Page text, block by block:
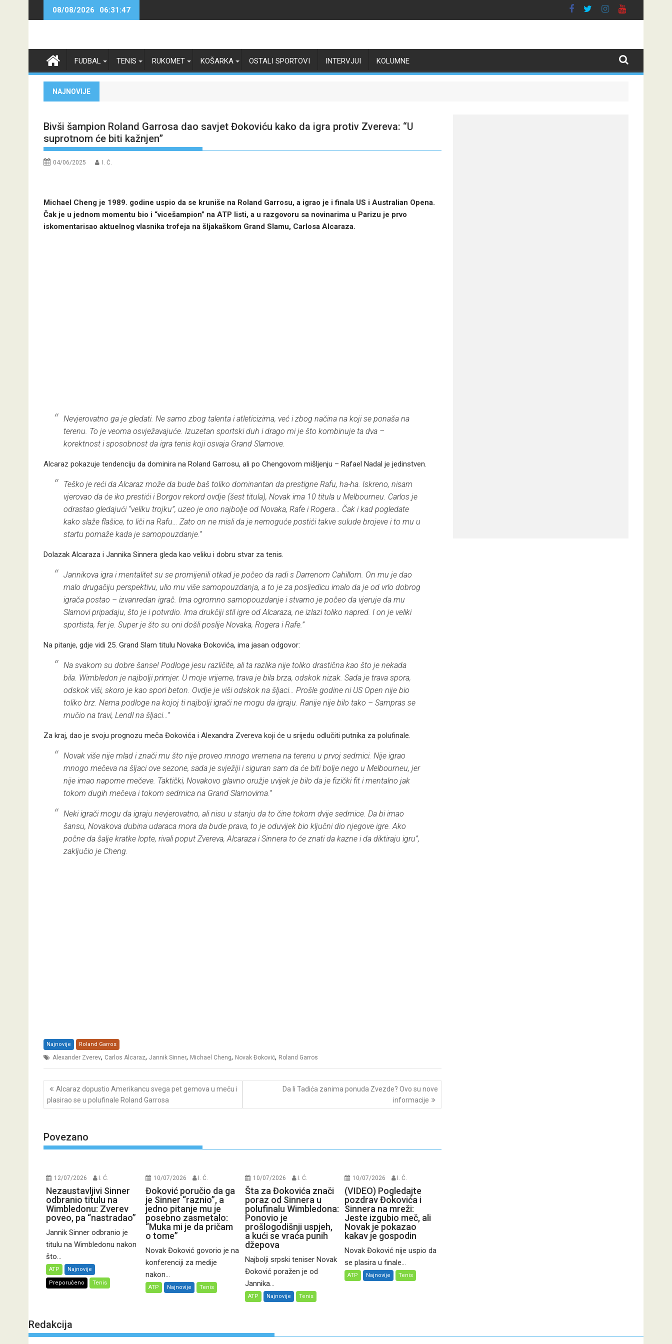
08/08/2026 06:31:47
FUDBAL TENIS RUKOMET KOŠARKA OSTALI SPORTOVI INTERVJUI KOLUMNE
NAJNOVIJE
Bivši šampion Roland Garrosa dao savjet Đokoviću kako da igra protiv Zvereva: “U
suprotnom će biti kažnjen”
04/06/2025 I. Ć.
Michael Cheng je 1989. godine uspio da se kruniše na Roland Garrosu, a igrao je i finala US i Australian Opena.
Čak je u jednom momentu bio i “vicešampion” na ATP listi, a u razgovoru sa novinarima u Parizu je prvo
iskomentarisao aktuelnog vlasnika trofeja na šljakaškom Grand Slamu, Carlosa Alcaraza.
Nevjerovatno ga je gledati. Ne samo zbog talenta i atleticizima, već i zbog načina na koji se ponaša na
terenu. To je veoma osvježavajuće. Izuzetan sportski duh i drago mi je što kombinuje ta dva –
korektnost i sposobnost da igra tenis koji osvaja Grand Slamove.
Alcaraz pokazuje tendenciju da dominira na Roland Garrosu, ali po Chengovom mišljenju – Rafael Nadal je jedinstven.
Teško je reći da Alcaraz može da bude baš toliko dominantan da prestigne Rafu, ha-ha. Iskreno, nisam
vjerovao da će iko prestići i Borgov rekord ovdje (šest titula), Novak ima 10 titula u Melbourneu. Carlos je
odrastao gledajući “veliku trojku”, uzeo je ono najbolje od Novaka, Rafe i Rogera… Čak i kad pogledate
kako slaže flašice, to liči na Rafu… Zato on ne misli da je nemoguće postići takve sulude brojeve i to mu u
startu pomaže kada je samopouzdanje.”
Dolazak Alcaraza i Jannika Sinnera gleda kao veliku i dobru stvar za tenis.
Jannikova igra i mentalitet su se promijenili otkad je počeo da radi s Darrenom Cahillom. On mu je dao
malo drugačiju perspektivu, ulio mu više samopouzdanja, a to je za posljedicu imalo da je od vrlo dobrog
igrača postao – izvanredan igrač. Ima ogromno samopouzdanje i stvarno je počeo da vjeruje da mu
Slamovi pripadaju, što je i potvrdio. Ima drukčiji stil igre od Alcaraza, ne izlazi toliko napred. I on je veliki
sportista, fer je. Super je što su oni došli poslije Novaka, Rogera i Rafe.”
Na pitanje, gdje vidi 25. Grand Slam titulu Novaka Đokovića, ima jasan odgovor:
Na svakom su dobre šanse! Podloge jesu različite, ali ta razlika nije toliko drastična kao što je nekada
bila. Wimbledon je najbolji primjer. U moje vrijeme, trava je bila brza, odskok nizak. Sada je trava spora,
odskok viši, skoro je kao spori beton. Ovdje je viši odskok na šljaci… Prošle godine ni US Open nije bio
toliko brz. Nema podloge na kojoj ti najbolji igrači ne mogu da igraju. Ranije nije bilo tako – Sampras se
mučio na travi, Lendl na šljaci…”
Za kraj, dao je svoju prognozu meča Đokovića i Alexandra Zvereva koji će u srijedu odlučiti putnika za polufinale.
Novak više nije mlad i znači mu što nije proveo mnogo vremena na terenu u prvoj sedmici. Nije igrao
mnogo mečeva na šljaci ove sezone, sada je svježiji i siguran sam da će biti bolje nego u Melbourneu, jer
nije imao naporne mečeve. Taktički, Novakovo glavno oružje uvijek je bilo da je fizički fit i mentalno jak
tokom dugih mečeva i tokom sedmica na Grand Slamovima.”
Neki igrači mogu da igraju nevjerovatno, ali nisu u stanju da to čine tokom dvije sedmice. Da bi imao
šansu, Novakova dubina udaraca mora da bude prava, to je oduvijek bio ključni dio njegove igre. Ako
počne da šalje kratke lopte, rivali poput Zvereva, Alcaraza i Sinnera to će znati da kazne i da diktiraju igru”,
zaključio je Cheng.
Najnovije Roland Garros
Alexander Zverev, Carlos Alcaraz, Jannik Sinner, Michael Cheng, Novak Đoković, Roland Garros
Post
navigation
Alcaraz dopustio Amerikancu svega pet gemova u meču i
plasirao se u polufinale Roland Garrosa
Da li Tadića zanima ponuda Zvezde? Ovo su nove
informacije
Povezano
12/07/2026 I. Ć.
Nezaustavljivi Sinner
odbranio titulu na
Wimbledonu: Zverev
poveo, pa “nastradao”
Jannik Sinner odbranio je
titulu na Wimbledonu nakon
što...
ATP Najnovije
Preporučeno Tenis
10/07/2026 I. Ć.
Đoković poručio da ga
je Sinner “raznio”, a
jedno pitanje mu je
posebno zasmetalo:
“Muka mi je da pričam
o tome”
Novak Đoković govorio je na
konferenciji za medije
nakon...
ATP Najnovije Tenis
10/07/2026 I. Ć.
Šta za Đokovića znači
poraz od Sinnera u
polufinalu Wimbledona:
Ponovio je
prošlogodišnji uspjeh,
a kući se vraća punih
džepova
Najbolji srpski teniser Novak
Đoković poražen je od
Jannika...
ATP Najnovije Tenis
10/07/2026 I. Ć.
(VIDEO) Pogledajte
pozdrav Đokovića i
Sinnera na mreži:
Jeste izgubio meč, ali
Novak je pokazao
kakav je gospodin
Novak Đoković nije uspio da
se plasira u finale...
ATP Najnovije Tenis
Redakcija